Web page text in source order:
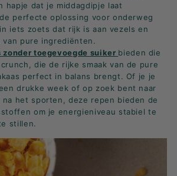
hapje dat je middagdipje laat
perfecte oplossing voor onderweg
iets zoets dat rijk is aan vezels en
pure ingrediënten.
zonder toegevoegde suiker bieden die
die de rijke smaak van de pure
perfect in balans brengt. Of je je
drukke week of op zoek bent naar
het sporten, deze repen bieden de
om je energieniveau stabiel te
stillen.